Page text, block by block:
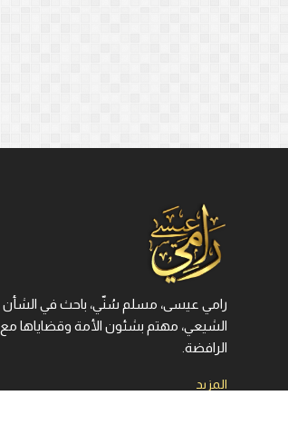
رامي عيسى، مسلم سُنّي، باحث في الشأن
الشيعي، مهتم بشئون الأمة وقضاياها مع
الرافضة.
المزيد